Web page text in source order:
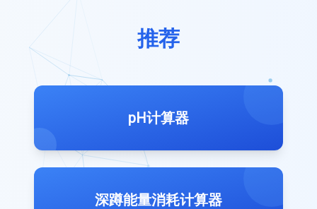
推荐
pH计算器
深蹲能量消耗计算器